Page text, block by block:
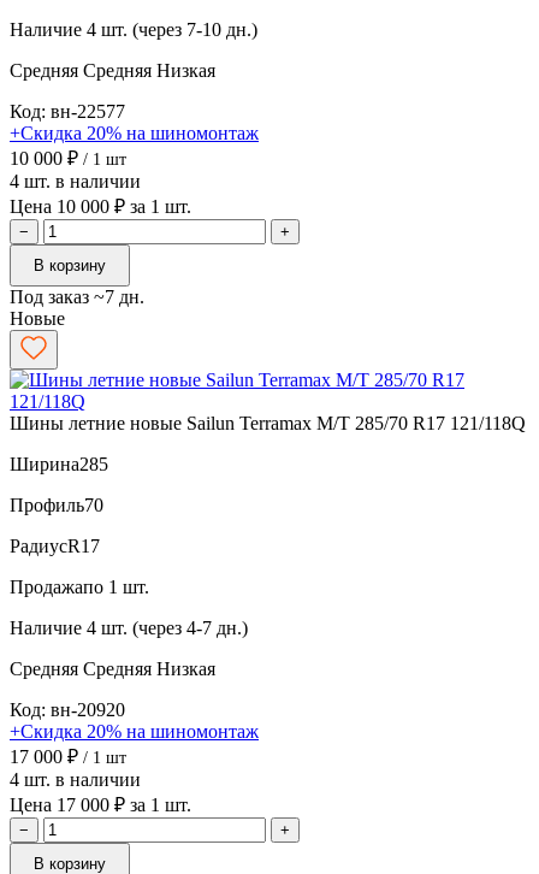
Наличие 4 шт. (через 7-10 дн.)
Средняя Средняя Низкая
Код: вн-22577
+Скидка 20% на шиномонтаж
10 000 ₽ / 1 шт
4 шт. в наличии
Цена 10 000 ₽ за 1 шт.
−
+
В корзину
Под заказ ~7 дн.
Новые
Шины летние новые Sailun Terramax M/T 285/70 R17 121/118Q
Ширина285
Профиль70
РадиусR17
Продажапо 1 шт.
Наличие 4 шт. (через 4-7 дн.)
Средняя Средняя Низкая
Код: вн-20920
+Скидка 20% на шиномонтаж
17 000 ₽ / 1 шт
4 шт. в наличии
Цена 17 000 ₽ за 1 шт.
−
+
В корзину